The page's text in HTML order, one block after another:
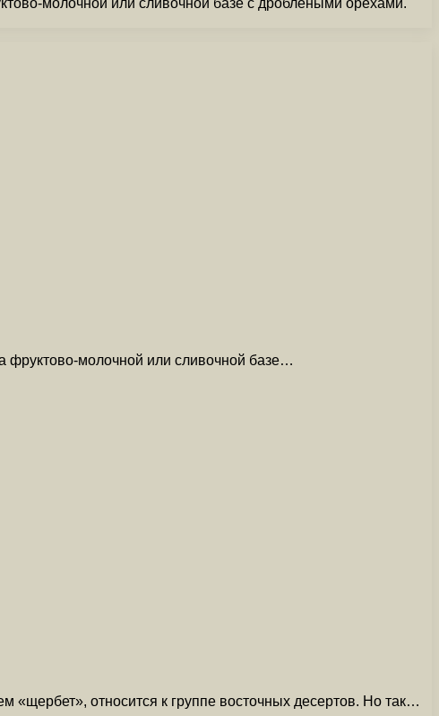
фруктово-молочной или сливочной базе…
относится к группе восточных десертов. Но так…